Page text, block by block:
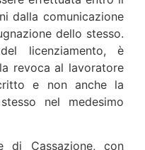
dalla comunicazione
dello stesso.
licenziamento, è
revoca al lavoratore
e non anche la
nel medesimo
di Cassazione, con